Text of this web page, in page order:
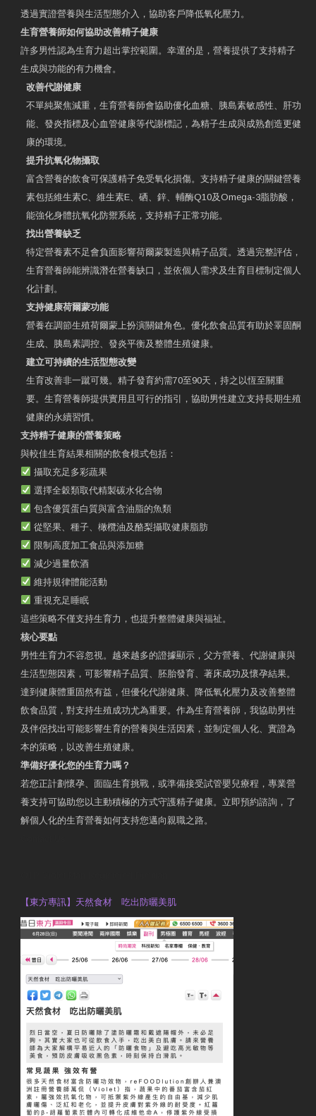
透過實證營養與生活型態介入，協助客戶降低氧化壓力。
生育營養師如何協助改善精子健康
許多男性認為生育力超出掌控範圍。幸運的是，營養提供了支持精子
生成與功能的有力機會。
改善代謝健康
不單純聚焦減重，生育營養師會協助優化血糖、胰島素敏感性、肝功
能、發炎指標及心血管健康等代謝標記，為精子生成與成熟創造更健
康的環境。
提升抗氧化物攝取
富含營養的飲食可保護精子免受氧化損傷。支持精子健康的關鍵營養
素包括維生素C、維生素E、硒、鋅、輔酶Q10及Omega-3脂肪酸，
能強化身體抗氧化防禦系統，支持精子正常功能。
找出營養缺乏
特定營養素不足會負面影響荷爾蒙製造與精子品質。透過完整評估，
生育營養師能辨識潛在營養缺口，並依個人需求及生育目標制定個人
化計劃。
支持健康荷爾蒙功能
營養在調節生殖荷爾蒙上扮演關鍵角色。優化飲食品質有助於睪固酮
生成、胰島素調控、發炎平衡及整體生殖健康。
建立可持續的生活型態改變
生育改善非一蹴可幾。精子發育約需70至90天，持之以恆至關重
要。生育營養師提供實用且可行的指引，協助男性建立支持長期生殖
健康的永續習慣。
支持精子健康的營養策略
與較佳生育結果相關的飲食模式包括：
攝取充足多彩蔬果
選擇全穀類取代精製碳水化合物
包含優質蛋白質與富含油脂的魚類
從堅果、種子、橄欖油及酪梨攝取健康脂肪
限制高度加工食品與添加糖
減少過量飲酒
維持規律體能活動
重視充足睡眠
這些策略不僅支持生育力，也提升整體健康與福祉。
核心要點
男性生育力不容忽視。越來越多的證據顯示，父方營養、代謝健康與
生活型態因素，可影響精子品質、胚胎發育、著床成功及懷孕結果。
達到健康體重固然有益，但優化代謝健康、降低氧化壓力及改善整體
飲食品質，對支持生殖成功尤為重要。作為生育營養師，我協助男性
及伴侶找出可能影響生育的營養與生活因素，並制定個人化、實證為
本的策略，以改善生殖健康。
準備好優化您的生育力嗎？
若您正計劃懷孕、面臨生育挑戰，或準備接受試管嬰兒療程，專業營
養支持可協助您以主動積極的方式守護精子健康。立即預約諮詢，了
解個人化的生育營養如何支持您邁向親職之路。
【東方專訊】天然食材 吃出防曬美肌